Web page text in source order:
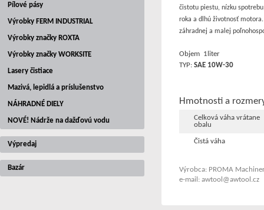
Pílové pásy
Výrobky FERM INDUSTRIAL
Výrobky značky ROXTA
Výrobky značky WORKSITE
Lasery čistiace
Mazivá, lepidlá a príslušenstvo
NÁHRADNÉ DIELY
NOVÉ! Nádrže na dažďovú vodu
Výpredaj
Bazár
čistotu piestu, nízku
roka a dlhú životnosť
záhradnej a malej
Objem 1liter
TYP:SAE 10W-30
Hmotnosti a
Celková váha vrátane
obalu
Čistá váha
Výrobca: PROMA
e-mail: awtool@awtool.cz